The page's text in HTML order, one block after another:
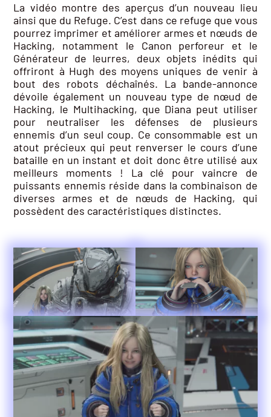
La vidéo montre des aperçus d’un nouveau lieu
ainsi que du Refuge. C’est dans ce refuge que vous
pourrez imprimer et améliorer armes et nœuds de
Hacking, notamment le Canon perforeur et le
Générateur de leurres, deux objets inédits qui
offriront à Hugh des moyens uniques de venir à
bout des robots déchaînés. La bande-annonce
dévoile également un nouveau type de nœud de
Hacking, le Multihacking, que Diana peut utiliser
pour neutraliser les défenses de plusieurs
ennemis d’un seul coup. Ce consommable est un
atout précieux qui peut renverser le cours d’une
bataille en un instant et doit donc être utilisé aux
meilleurs moments ! La clé pour vaincre de
puissants ennemis réside dans la combinaison de
diverses armes et de nœuds de Hacking, qui
possèdent des caractéristiques distinctes.